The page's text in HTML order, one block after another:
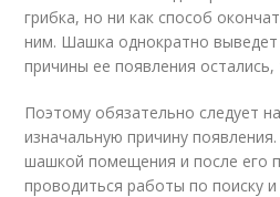
грибка, но ни как способ
ним. Шашка однократно
причины ее появления
Поэтому обязательно следует
изначальную причину
шашкой помещения и после его
проводиться работы по поиску и